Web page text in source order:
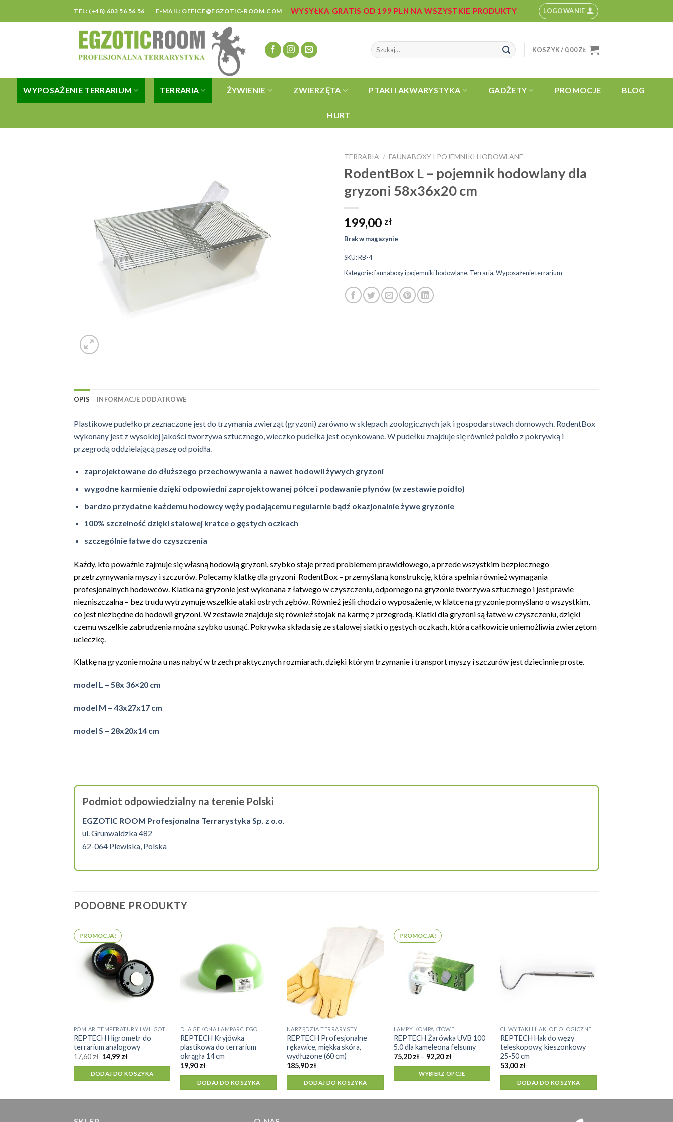
TEL: (+48) 603 56 56 56 E-MAIL: OFFICE@EGZOTIC-ROOM.COM WYSYŁKA GRATIS OD 199 PLN NA WSZYSTKIE PRODUKTY LOGOWANIE
Szukaj:
KOSZYK / 0,00ZŁ
WYPOSAŻENIE TERRARIUM TERRARIA ŻYWIENIE ZWIERZĘTA PTAKI I AKWARYSTYKA GADŻETY PROMOCJE BLOG
HURT
TERRARIA / FAUNABOXY I POJEMNIKI HODOWLANE
RodentBox L – pojemnik hodowlany dla
gryzoni 58x36x20 cm
199,00 zł
Brak w magazynie
SKU:RB-4
Kategorie:faunaboxy i pojemniki hodowlane, Terraria,Wyposażenie terrarium
OPIS INFORMACJE DODATKOWE
Plastikowe pudełko przeznaczone jest do trzymania zwierząt (gryzoni) zarówno w sklepach zoologicznych jak i gospodarstwach domowych. RodentBox
wykonany jest z wysokiej jakości tworzywa sztucznego, wieczko pudełka jest ocynkowane. W pudełku znajduje się również poidło z pokrywką i
przegrodą oddzielającą paszę od poidła.
zaprojektowane do dłuższego przechowywania a nawet hodowli żywych gryzoni
wygodne karmienie dzięki odpowiedni zaprojektowanej półce i podawanie płynów (w zestawie poidło)
bardzo przydatne każdemu hodowcy węży podającemu regularnie bądź okazjonalnie żywe gryzonie
100% szczelność dzięki stalowej kratce o gęstych oczkach
szczególnie łatwe do czyszczenia
Każdy, kto poważnie zajmuje się własną hodowlą gryzoni, szybko staje przed problemem prawidłowego, a przede wszystkim bezpiecznego
przetrzymywania myszy i szczurów. Polecamy klatkę dla gryzoni RodentBox – przemyślaną konstrukcję, która spełnia również wymagania
profesjonalnych hodowców. Klatka na gryzonie jest wykonana z łatwego w czyszczeniu, odpornego na gryzonie tworzywa sztucznego i jest prawie
niezniszczalna – bez trudu wytrzymuje wszelkie ataki ostrych zębów. Również jeśli chodzi o wyposażenie, w klatce na gryzonie pomyślano o wszystkim,
co jest niezbędne do hodowli gryzoni. W zestawie znajduje się również stojak na karmę z przegrodą. Klatki dla gryzoni są łatwe w czyszczeniu, dzięki
czemu wszelkie zabrudzenia można szybko usunąć. Pokrywka składa się ze stalowej siatki o gęstych oczkach, która całkowicie uniemożliwia zwierzętom
ucieczkę.
Klatkę na gryzonie można u nas nabyć w trzech praktycznych rozmiarach, dzięki którym trzymanie i transport myszy i szczurów jest dziecinnie proste.
model L – 58x 36×20 cm
model M – 43x27x17 cm
model S – 28x20x14 cm
Podmiot odpowiedzialny na terenie Polski
EGZOTIC ROOM Profesjonalna Terrarystyka Sp. z o.o.
ul. Grunwaldzka 482
62-064 Plewiska, Polska
PODOBNE PRODUKTY
PROMOCJA!
REPTECH Higrometr do
terrarium analogowy
17,60zł Pierwotna
cena
wynosiła:
17,60 zł.
14,99 złAktualna
wynosi:
14,99 zł.
DODAJ DO KOSZYKA
DLA GEKONA LAMPARCIEGO
REPTECH Kryjówka
plastikowa do terrarium
okrągła 14 cm
19,90zł
DODAJ DO KOSZYKA
NARZĘDZIA TERRARYSTY
REPTECH Profesjonalne
rękawice, miękka skóra,
wydłużone (60 cm)
185,90zł
DODAJ DO KOSZYKA
PROMOCJA!
LAMPY KOMPAKTOWE
REPTECH Żarówka UVB 100
5.0 dla kameleona felsumy
75,20zł – 92,20złZakres
od
75,20 zł
WYBIERZ OPCJE
Ten
produkt
ma
wiele
wariantów.
można
CHWYTAKI I HAKI OFIOLOGICZNE
REPTECH Hak do węży
teleskopowy, kieszonkowy
25-50 cm
53,00zł
DODAJ DO KOSZYKA